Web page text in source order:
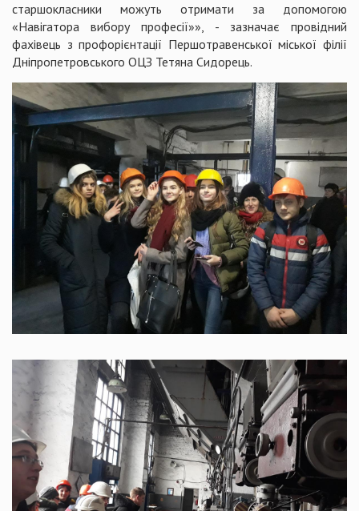
старшокласники можуть отримати за допомогою
«Навігатора вибору професії»», - зазначає провідний
фахівець з профорієнтації Першотравенської міської філії
Дніпропетровського ОЦЗ Тетяна Сидорець.